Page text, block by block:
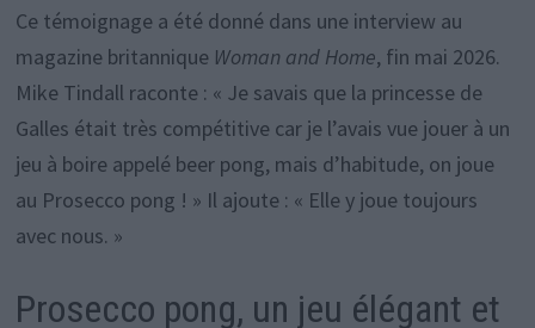
Ce témoignage a été donné dans une interview au
magazine britannique Woman and Home, fin mai 2026.
Mike Tindall raconte : « Je savais que la princesse de
Galles était très compétitive car je l’avais vue jouer à un
jeu à boire appelé beer pong, mais d’habitude, on joue
au Prosecco pong ! » Il ajoute : « Elle y joue toujours
avec nous. »
Prosecco pong, un jeu élégant et